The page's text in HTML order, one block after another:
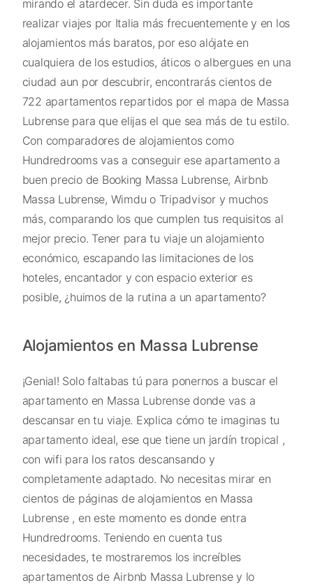
mirando el atardecer. Sin duda es importante
realizar viajes por Italia más frecuentemente y en los
alojamientos más baratos, por eso alójate en
cualquiera de los estudios, áticos o albergues en una
ciudad aun por descubrir, encontrarás cientos de
722 apartamentos repartidos por el mapa de Massa
Lubrense para que elijas el que sea más de tu estilo.
Con comparadores de alojamientos como
Hundredrooms vas a conseguir ese apartamento a
buen precio de Booking Massa Lubrense, Airbnb
Massa Lubrense, Wimdu o Tripadvisor y muchos
más, comparando los que cumplen tus requisitos al
mejor precio. Tener para tu viaje un alojamiento
económico, escapando las limitaciones de los
hoteles, encantador y con espacio exterior es
posible, ¿huimos de la rutina a un apartamento?
Alojamientos en Massa Lubrense
¡Genial! Solo faltabas tú para ponernos a buscar el
apartamento en Massa Lubrense donde vas a
descansar en tu viaje. Explica cómo te imaginas tu
apartamento ideal, ese que tiene un jardín tropical ,
con wifi para los ratos descansando y
completamente adaptado. No necesitas mirar en
cientos de páginas de alojamientos en Massa
Lubrense , en este momento es donde entra
Hundredrooms. Teniendo en cuenta tus
necesidades, te mostraremos los increíbles
apartamentos de Airbnb Massa Lubrense y lo